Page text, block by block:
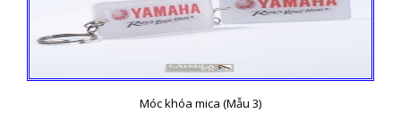
Móc khóa mica (Mẫu 3)